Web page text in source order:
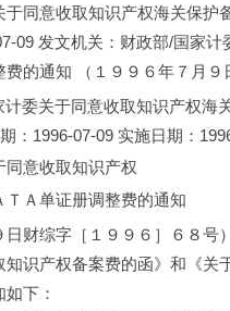
于同意收取知识产权海关保
09 发文机关：财政部/国家
的通知 （１９９６年７月９
计委关于同意收取知识产权海
：1996-07-09 实施日期：
同意收取知识产权
Ａ单证册调整费的通知
日财综字［１９９６］６８号
产权备案费的函》和《关
下：